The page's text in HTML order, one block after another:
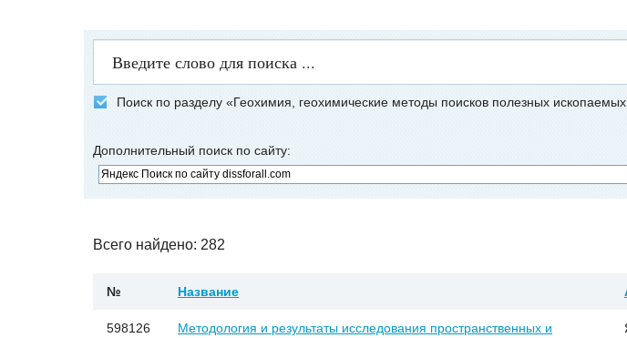
Поиск по разделу «Геохимия, геохимические методы поисков полезных
Дополнительный поиск по сайту:
Всего найдено: 282
№ Название
598126
Методология и результаты исследования пространственных и